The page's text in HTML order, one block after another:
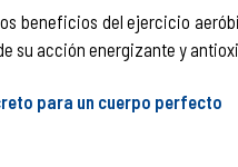
beneficios del ejercicio
su acción energizante y
para un cuerpo perfecto